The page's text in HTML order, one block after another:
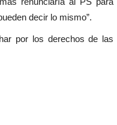
decir lo mismo”.
por los derechos de las